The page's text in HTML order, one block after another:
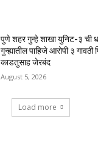
पुणे शहर गुन्हे शाखा युनिट-३ ची
गुन्ह्यातील पाहिजे आरोपी ३
काडतुसाह जेरबंद
August 5, 2026
Load more